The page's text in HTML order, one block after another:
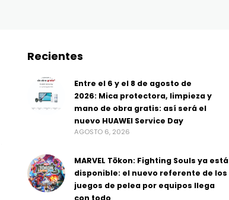
Recientes
Entre el 6 y el 8 de agosto de
2026: Mica protectora, limpieza y
mano de obra gratis: así será el
nuevo HUAWEI Service Day
AGOSTO 6, 2026
MARVEL Tōkon: Fighting Souls ya está
disponible: el nuevo referente de los
juegos de pelea por equipos llega